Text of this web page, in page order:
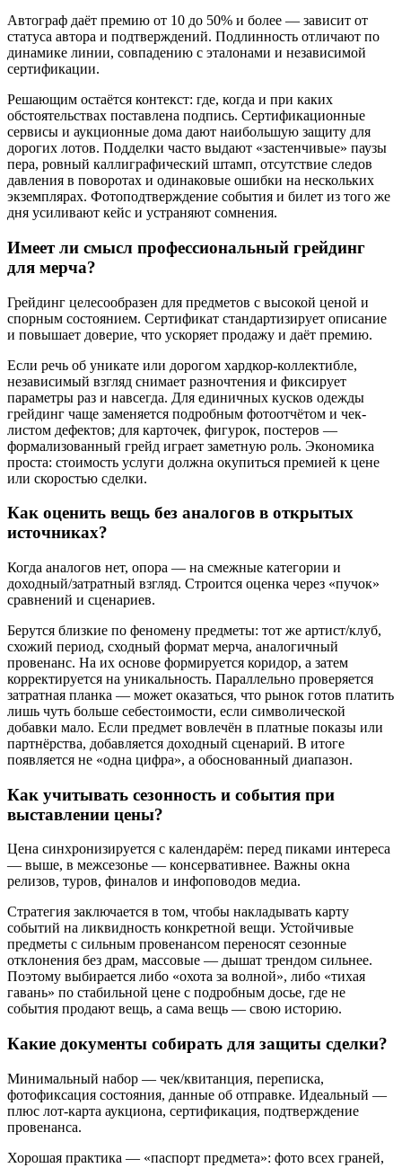
Автограф даёт премию от 10 до 50% и более — зависит от
статуса автора и подтверждений. Подлинность отличают по
динамике линии, совпадению с эталонами и независимой
сертификации.
Решающим остаётся контекст: где, когда и при каких
обстоятельствах поставлена подпись. Сертификационные
сервисы и аукционные дома дают наибольшую защиту для
дорогих лотов. Подделки часто выдают «застенчивые» паузы
пера, ровный каллиграфический штамп, отсутствие следов
давления в поворотах и одинаковые ошибки на нескольких
экземплярах. Фотоподтверждение события и билет из того же
дня усиливают кейс и устраняют сомнения.
Имеет ли смысл профессиональный грейдинг
для мерча?
Грейдинг целесообразен для предметов с высокой ценой и
спорным состоянием. Сертификат стандартизирует описание
и повышает доверие, что ускоряет продажу и даёт премию.
Если речь об уникате или дорогом хардкор-коллектибле,
независимый взгляд снимает разночтения и фиксирует
параметры раз и навсегда. Для единичных кусков одежды
грейдинг чаще заменяется подробным фотоотчётом и чек-
листом дефектов; для карточек, фигурок, постеров —
формализованный грейд играет заметную роль. Экономика
проста: стоимость услуги должна окупиться премией к цене
или скоростью сделки.
Как оценить вещь без аналогов в открытых
источниках?
Когда аналогов нет, опора — на смежные категории и
доходный/затратный взгляд. Строится оценка через «пучок»
сравнений и сценариев.
Берутся близкие по феномену предметы: тот же артист/клуб,
схожий период, сходный формат мерча, аналогичный
провенанс. На их основе формируется коридор, а затем
корректируется на уникальность. Параллельно проверяется
затратная планка — может оказаться, что рынок готов платить
лишь чуть больше себестоимости, если символической
добавки мало. Если предмет вовлечён в платные показы или
партнёрства, добавляется доходный сценарий. В итоге
появляется не «одна цифра», а обоснованный диапазон.
Как учитывать сезонность и события при
выставлении цены?
Цена синхронизируется с календарём: перед пиками интереса
— выше, в межсезонье — консервативнее. Важны окна
релизов, туров, финалов и инфоповодов медиа.
Стратегия заключается в том, чтобы накладывать карту
событий на ликвидность конкретной вещи. Устойчивые
предметы с сильным провенансом переносят сезонные
отклонения без драм, массовые — дышат трендом сильнее.
Поэтому выбирается либо «охота за волной», либо «тихая
гавань» по стабильной цене с подробным досье, где не
события продают вещь, а сама вещь — свою историю.
Какие документы собирать для защиты сделки?
Минимальный набор — чек/квитанция, переписка,
фотофиксация состояния, данные об отправке. Идеальный —
плюс лот-карта аукциона, сертификация, подтверждение
провенанса.
Хорошая практика — «паспорт предмета»: фото всех граней,